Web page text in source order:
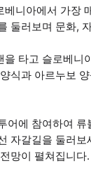
니아에서 가장
둘러보며 문화,
타고 슬로베
식과 아르누보
어에 참여하여
자갈길을 둘러
망이 펼쳐집니다.